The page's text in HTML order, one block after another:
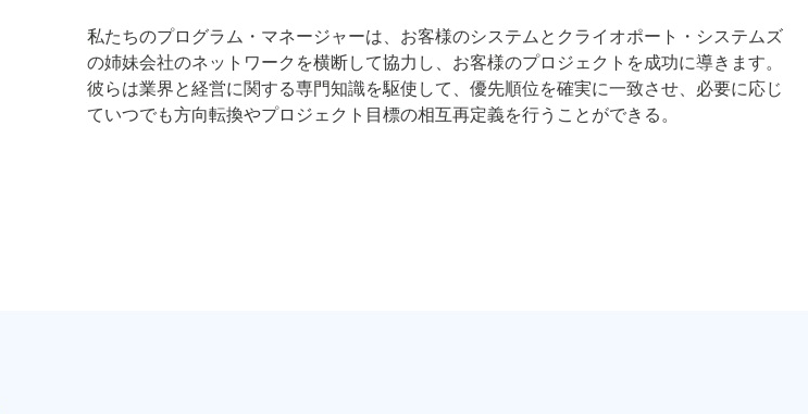
私たちのプログラム・マネージャーは、お客様のシステムとクライオポート・システムズ
の姉妹会社のネットワークを横断して協力し、お客様のプロジェクトを成功に導きます。
彼らは業界と経営に関する専門知識を駆使して、優先順位を確実に一致させ、必要に応じ
ていつでも方向転換やプロジェクト目標の相互再定義を行うことができる。